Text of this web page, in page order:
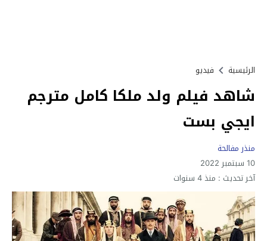
الرئيسية فيديو
شاهد فيلم ولد ملكا كامل مترجم
ايجي بست
منذر مفالحة
10 سبتمبر 2022
آخر تحديث : منذ 4 سنوات